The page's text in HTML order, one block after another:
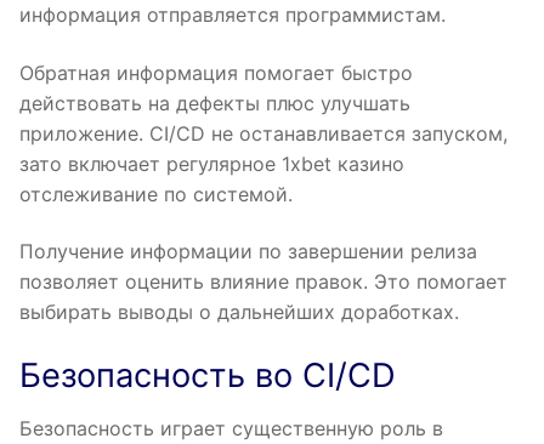
информация отправляется программистам.
Обратная информация помогает быстро
действовать на дефекты плюс улучшать
приложение. CI/CD не останавливается запуском,
зато включает регулярное 1xbet казино
отслеживание по системой.
Получение информации по завершении релиза
позволяет оценить влияние правок. Это помогает
выбирать выводы о дальнейших доработках.
Безопасность во CI/CD
Безопасность играет существенную роль в